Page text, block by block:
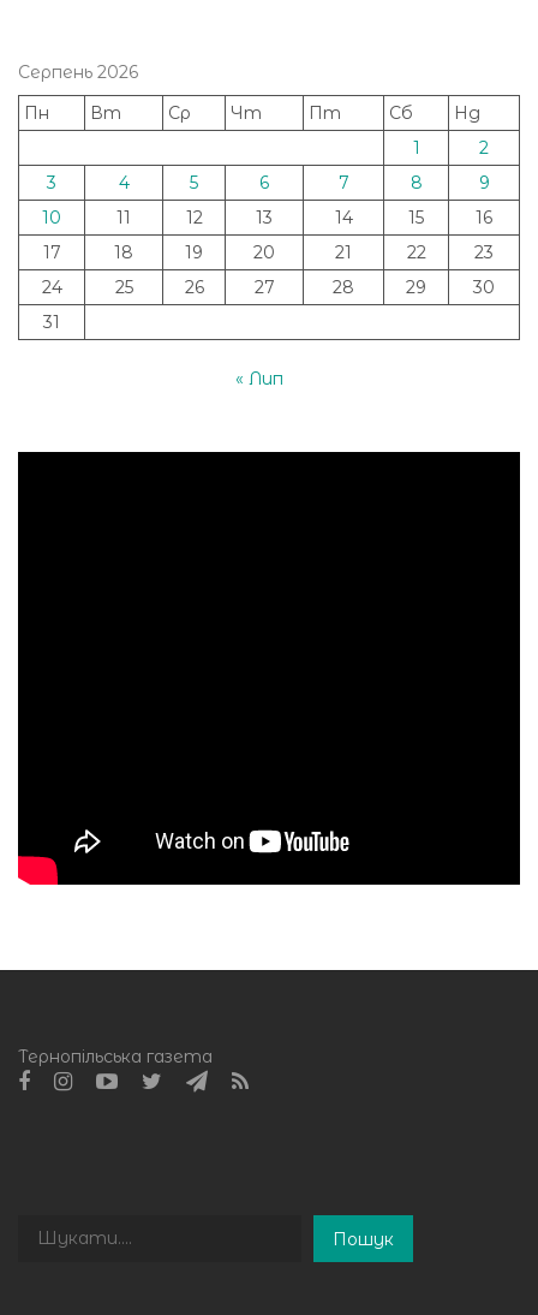
Серпень 2026
Пн
Вт Ср Чт Пт Сб
Нд
1
2
3
4 5 6 7 8
9
10
11 12 13 14 15
16
17
18 19 20 21 22
23
24
25 26 27 28 29
30
31
« Лип
Тернопільська газета
Пошук
Пошук